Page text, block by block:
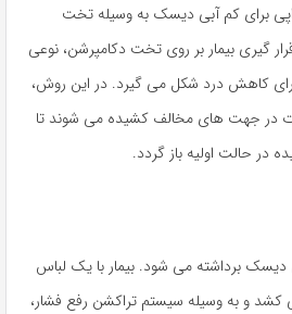
برای کم آبی دیسک به وسیله تخت
گیری بیمار بر روی تخت دکامپرشن، نوعی
کاهش درد شکل می گیرد. در این روش،
جهت های مخالف کشیده می شوند تا
حالت اولیه باز گردد.
دیسک برداشته می شود. بیمار با یک لباس
و به وسیله سیستم تراکشن رفع فشار،